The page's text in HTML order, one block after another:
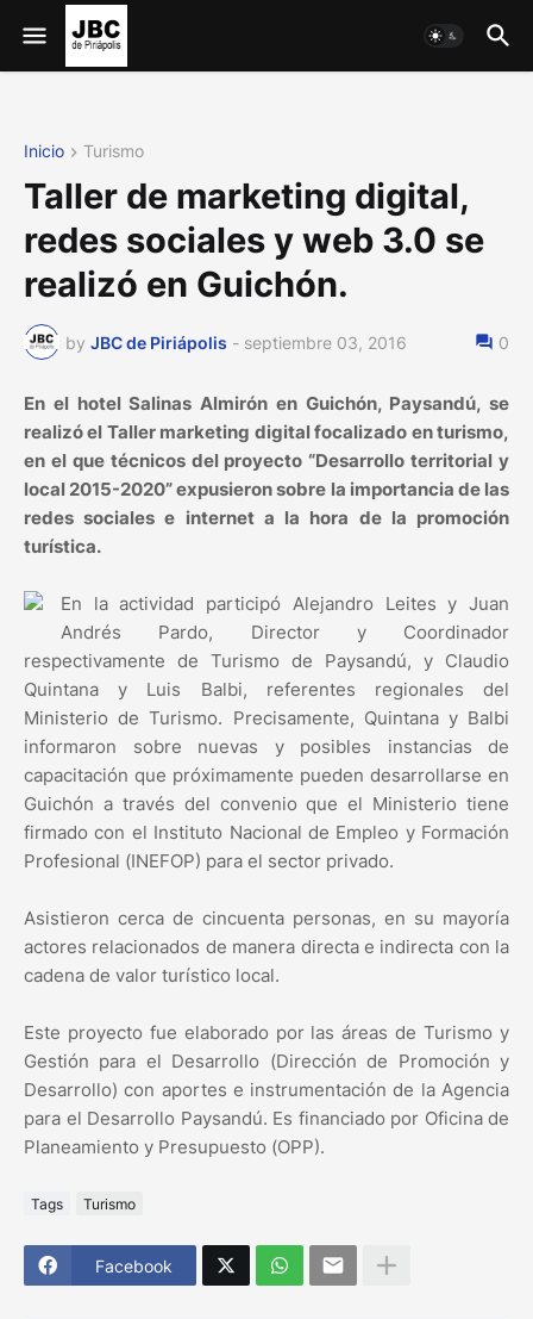
Inicio Turismo
Taller de marketing digital,
redes sociales y web 3.0 se
realizó en Guichón.
by JBC de Piriápolis - septiembre 03, 2016 0
En el hotel Salinas Almirón en Guichón, Paysandú, se
realizó el Taller marketing digital focalizado en turismo,
en el que técnicos del proyecto “Desarrollo territorial y
local 2015-2020” expusieron sobre la importancia de las
redes sociales e internet a la hora de la promoción
turística.
En la actividad participó Alejandro Leites y Juan
Andrés Pardo, Director y Coordinador
respectivamente de Turismo de Paysandú, y Claudio
Quintana y Luis Balbi, referentes regionales del
Ministerio de Turismo. Precisamente, Quintana y Balbi
informaron sobre nuevas y posibles instancias de
capacitación que próximamente pueden desarrollarse en
Guichón a través del convenio que el Ministerio tiene
firmado con el Instituto Nacional de Empleo y Formación
Profesional (INEFOP) para el sector privado.
Asistieron cerca de cincuenta personas, en su mayoría
actores relacionados de manera directa e indirecta con la
cadena de valor turístico local.
Este proyecto fue elaborado por las áreas de Turismo y
Gestión para el Desarrollo (Dirección de Promoción y
Desarrollo) con aportes e instrumentación de la Agencia
para el Desarrollo Paysandú. Es financiado por Oficina de
Planeamiento y Presupuesto (OPP).
Tags Turismo
Facebook